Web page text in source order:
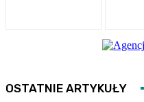
OSTATNIE ARTYKUŁY